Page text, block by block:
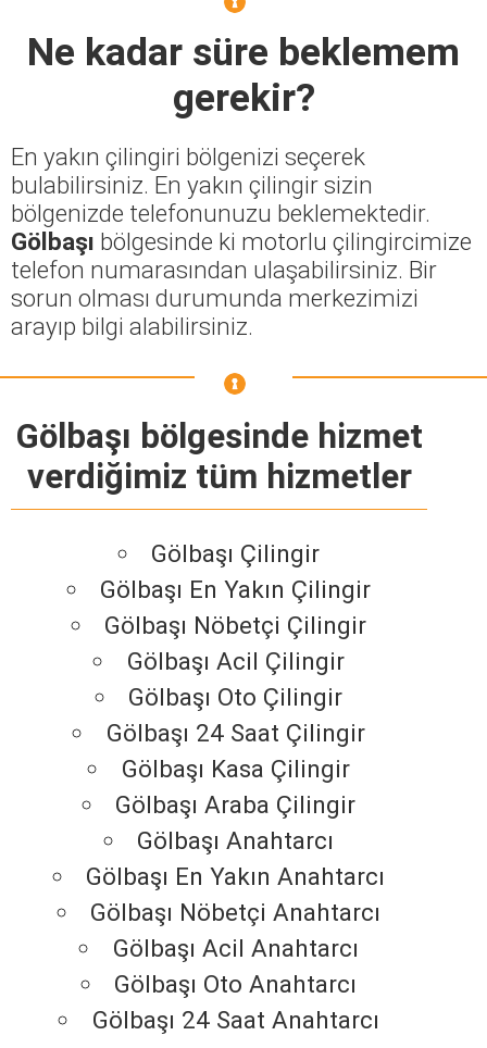
Ne kadar süre beklemem
gerekir?
En yakın çilingiri bölgenizi seçerek
bulabilirsiniz. En yakın çilingir sizin
bölgenizde telefonunuzu beklemektedir.
Gölbaşı bölgesinde ki motorlu çilingircimize
telefon numarasından ulaşabilirsiniz. Bir
sorun olması durumunda merkezimizi
arayıp bilgi alabilirsiniz.
Gölbaşı bölgesinde hizmet
verdiğimiz tüm hizmetler
Gölbaşı Çilingir
Gölbaşı En Yakın Çilingir
Gölbaşı Nöbetçi Çilingir
Gölbaşı Acil Çilingir
Gölbaşı Oto Çilingir
Gölbaşı 24 Saat Çilingir
Gölbaşı Kasa Çilingir
Gölbaşı Araba Çilingir
Gölbaşı Anahtarcı
Gölbaşı En Yakın Anahtarcı
Gölbaşı Nöbetçi Anahtarcı
Gölbaşı Acil Anahtarcı
Gölbaşı Oto Anahtarcı
Gölbaşı 24 Saat Anahtarcı